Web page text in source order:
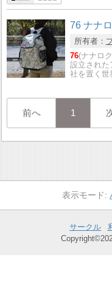
76 ナナ
所有者：
76(ナナロ
設立された
社を置く世
前へ 1
サークル